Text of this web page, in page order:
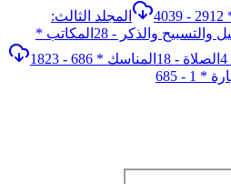
المجلد الثالث:
19كتاب الدعاء والتكبير والتهليل والتسبيح والذكر - 28المكاتب *